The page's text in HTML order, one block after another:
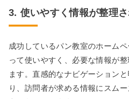
3. 使いやすく情報が整理
成功しているパン教室のホーム
って使いやすく、必要な情報が
ます。直感的なナビゲーション
り、訪問者が求める情報にスム